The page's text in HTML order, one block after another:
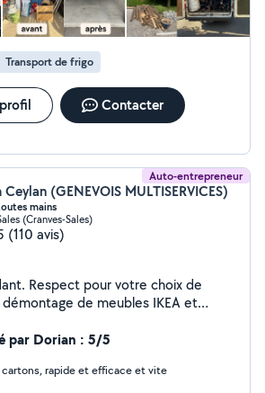
Transport de frigo
Contacter
Auto-entrepreneur
Ceylan (GENEVOIS MULTISERVICES)
mains
(Cranves-Sales)
(110 avis)
Respect pour votre choix de
de meubles IKEA et
*débarras à la
(tondeuse, débroussailleuse ,
bricoles
par Dorian : 5/5
cartons, rapide et efficace et vite